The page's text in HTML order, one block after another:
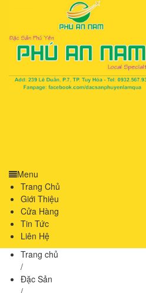
Menu
Trang Chủ
Giới Thiệu
Cửa Hàng
Tin Tức
Liên Hệ
Trang chủ
/
Đặc Sản